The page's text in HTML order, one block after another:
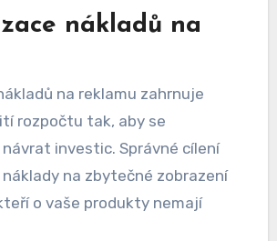
nákladů na
na reklamu zahrnuje
rozpočtu tak, aby se
investic. Správné cílení
na zbytečné zobrazení
o vaše produkty nemají